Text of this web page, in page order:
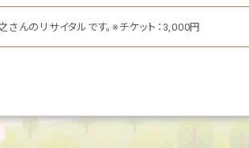
さんのリサイタルです。※チケット：3,000円